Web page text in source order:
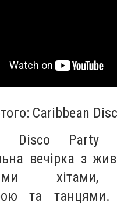
Caribbean
Disco Party
вечірка з
хітами,
та